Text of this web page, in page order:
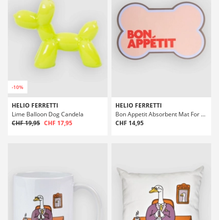
-10%
HELIO FERRETTI
Lime Balloon Dog Candela
CHF 19,95 CHF 17,95
HELIO FERRETTI
Bon Appetit Absorbent Mat For Dog Ciotola Floor Mat
CHF 14,95